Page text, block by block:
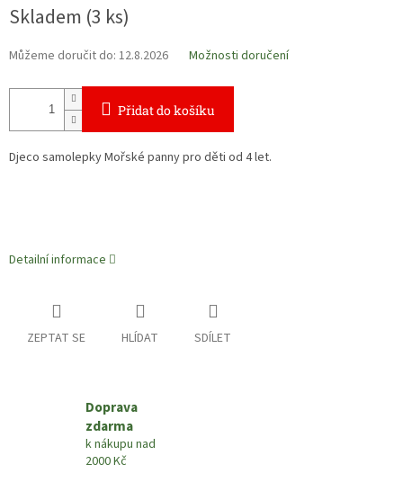
cena:
Skladem (3 ks)
Můžeme doručit do: 12.8.2026 Možnosti doručení
Přidat do košíku
Djeco samolepky Mořské panny pro děti od 4 let.
Detailní informace
ZEPTAT SE HLÍDAT SDÍLET
Doprava
zdarma
k nákupu nad
2000 Kč